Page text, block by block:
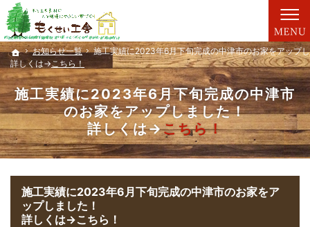
ホーム
お知らせ一覧
施工実績に2023年6月下旬完成の中津市のお家をアップ
詳しくは→こちら！
施工実績に2023年6月下旬完成の中津市
のお家をアップしました！
詳しくは→こちら！
親切丁寧な仕事が評判です。新築一戸建て・工務店（大分）ならもくせい工舎にお任せ。
新築一戸建て・工務店（大分）なら、もくせい工舎で家づくり。
施工実績に2023年6月下旬完成の中津市のお家をア
ップしました！
詳しくは→こちら！
ホーム
お知らせ一覧
施工実績に2023年6月下旬完成の中津市のお家をアップ
詳しくは→こちら！